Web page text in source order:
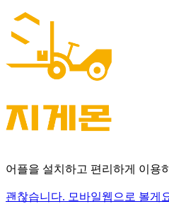
어플을 설치하고 편리하게 이용
괜찮습니다. 모바일웹으로 볼게